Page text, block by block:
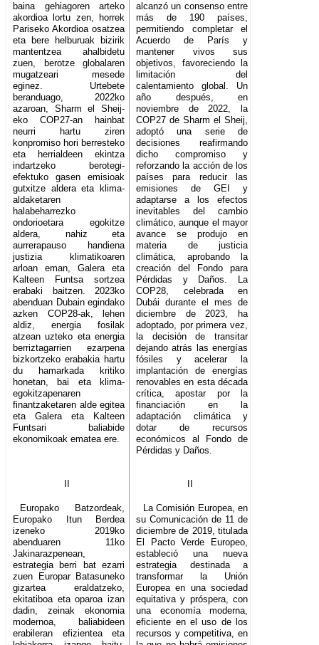
baina gehiagoren arteko
akordioa lortu zen, horrek
Pariseko Akordioa osatzea
eta bere helburuak bizirik
mantentzea ahalbidetu
zuen, berotze globalaren
mugatzeari mesede
eginez. Urtebete
beranduago, 2022ko
azaroan, Sharm el Sheij-
eko COP27-an hainbat
neurri hartu ziren
konpromiso hori berresteko
eta herrialdeen ekintza
indartzeko berotegi-
efektuko gasen emisioak
gutxitze aldera eta klima-
aldaketaren
halabeharrezko
ondorioetara egokitze
aldera, nahiz eta
aurrerapauso handiena
justizia klimatikoaren
arloan eman, Galera eta
Kalteen Funtsa sortzea
erabaki baitzen. 2023ko
abenduan Dubain egindako
azken COP28-ak, lehen
aldiz, energia fosilak
atzean uzteko eta energia
berriztagarrien ezarpena
bizkortzeko erabakia hartu
du hamarkada kritiko
honetan, bai eta klima-
egokitzapenaren
finantzaketaren alde egitea
eta Galera eta Kalteen
Funtsari baliabide
ekonomikoak ematea ere.
alcanzó un consenso entre
más de 190 países,
permitiendo completar el
Acuerdo de París y
mantener vivos sus
objetivos, favoreciendo la
limitación del
calentamiento global. Un
año después, en
noviembre de 2022, la
COP27 de Sharm el Sheij,
adoptó una serie de
decisiones reafirmando
dicho compromiso y
reforzando la acción de los
países para reducir las
emisiones de GEI y
adaptarse a los efectos
inevitables del cambio
climático, aunque el mayor
avance se produjo en
materia de justicia
climática, aprobando la
creación del Fondo para
Pérdidas y Daños. La
COP28, celebrada en
Dubái durante el mes de
diciembre de 2023, ha
adoptado, por primera vez,
la decisión de transitar
dejando atrás las energías
fósiles y acelerar la
implantación de energías
renovables en esta década
crítica, apostar por la
financiación en la
adaptación climática y
dotar de recursos
económicos al Fondo de
Pérdidas y Daños.
Europako Batzordeak,
Europako Itun Berdea
izeneko 2019ko
abenduaren 11ko
Jakinarazpenean,
estrategia berri bat ezarri
zuen Europar Batasuneko
gizartea eraldatzeko,
ekitatiboa eta oparoa izan
dadin, zeinak ekonomia
modernoa, baliabideen
erabileran efizientea eta
La Comisión Europea, en
su Comunicación de 11 de
diciembre de 2019, titulada
El Pacto Verde Europeo,
estableció una nueva
estrategia destinada a
transformar la Unión
Europea en una sociedad
equitativa y próspera, con
una economía moderna,
eficiente en el uso de los
recursos y competitiva, en